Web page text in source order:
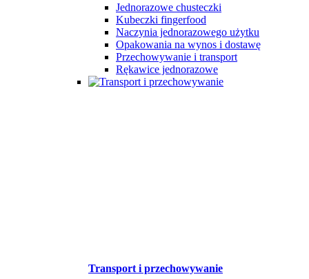
Jednorazowe chusteczki
Kubeczki fingerfood
Naczynia jednorazowego użytku
Opakowania na wynos i dostawę
Przechowywanie i transport
Rękawice jednorazowe
Transport i przechowywanie